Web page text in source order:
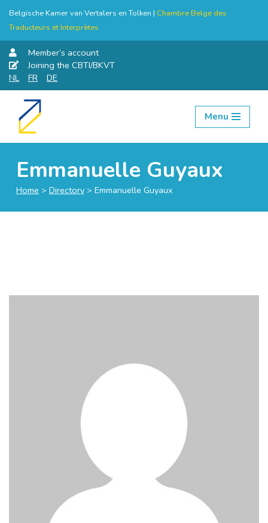
Belgische Kamer van Vertalers en Tolken | Chambre Belge des
Traducteurs et Interprètes
Member’s account
Joining the CBTI/BKVT
NL
FR DE
Skip
Menu
Emmanuelle Guyaux
Home > Directory > Emmanuelle Guyaux